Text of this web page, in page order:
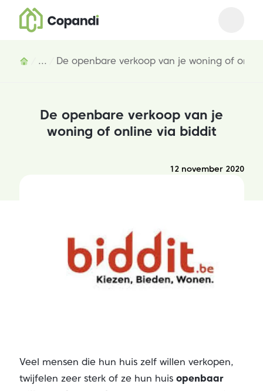
... De openbare verkoop van je woning of
De openbare verkoop van je
woning of online via biddit
12 november 2020
Veel mensen die hun huis zelf willen verkopen,
twijfelen zeer sterk of ze hun huis openbaar